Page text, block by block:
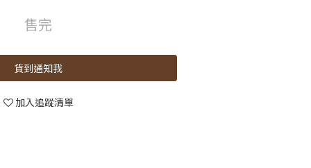
售完
貨到通知我
加入追蹤清單